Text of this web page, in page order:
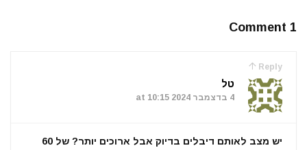
1 Comment
Reply
טל
4 בדצמבר 2024 at 10:15
יש מצב לאותם דיבלים בדיוק אבל ארוכים יותר? של 60